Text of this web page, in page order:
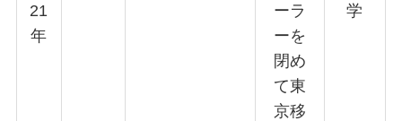
21
年
ーラ
ーを
閉め
て東
京移
学